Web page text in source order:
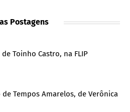
Postagens
de Toinho Castro, na FLIP
de Tempos Amarelos, de Verônica